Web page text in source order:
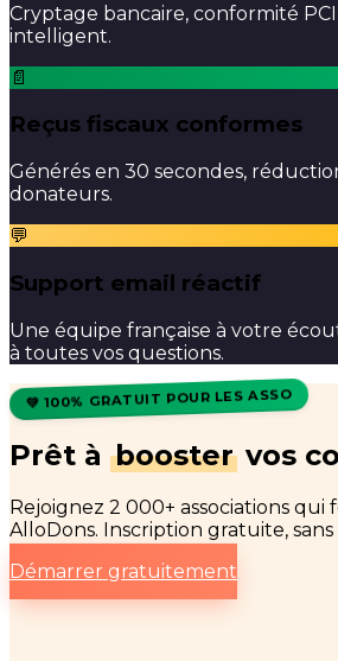
Cryptage bancaire, conformité
intelligent.
📄
Reçus fiscaux conformes
Générés en 30 secondes,
donateurs.
💬
Support email réactif
Une équipe française à votre
à toutes vos questions.
💚 100% GRATUIT POUR LES ASSO
Prêt à booster vos
Rejoignez 2 000+ associations qui
AlloDons. Inscription gratuite,
Démarrer gratuitement